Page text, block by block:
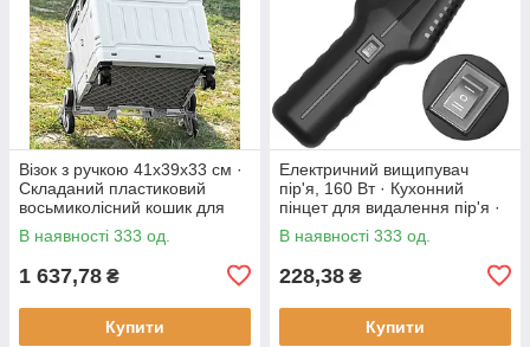
Візок з ручкою 41х39х33 см ·
Складаний пластиковий
восьмиколісний кошик для
продуктів
В наявності 333 од.
1 637,78 ₴
Купити
Електричний вищипувач
пір'я, 160 Вт · Кухонний
пінцет для видалення пір'я ·
Інструмент - щипці для
ощипування птиці
В наявності 333 од.
228,38 ₴
Купити